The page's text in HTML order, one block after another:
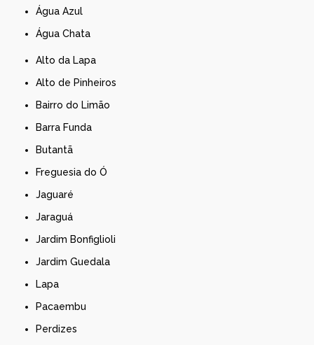
Água Azul
Água Chata
Alto da Lapa
Alto de Pinheiros
Bairro do Limão
Barra Funda
Butantã
Freguesia do Ó
Jaguaré
Jaraguá
Jardim Bonfiglioli
Jardim Guedala
Lapa
Pacaembu
Perdizes